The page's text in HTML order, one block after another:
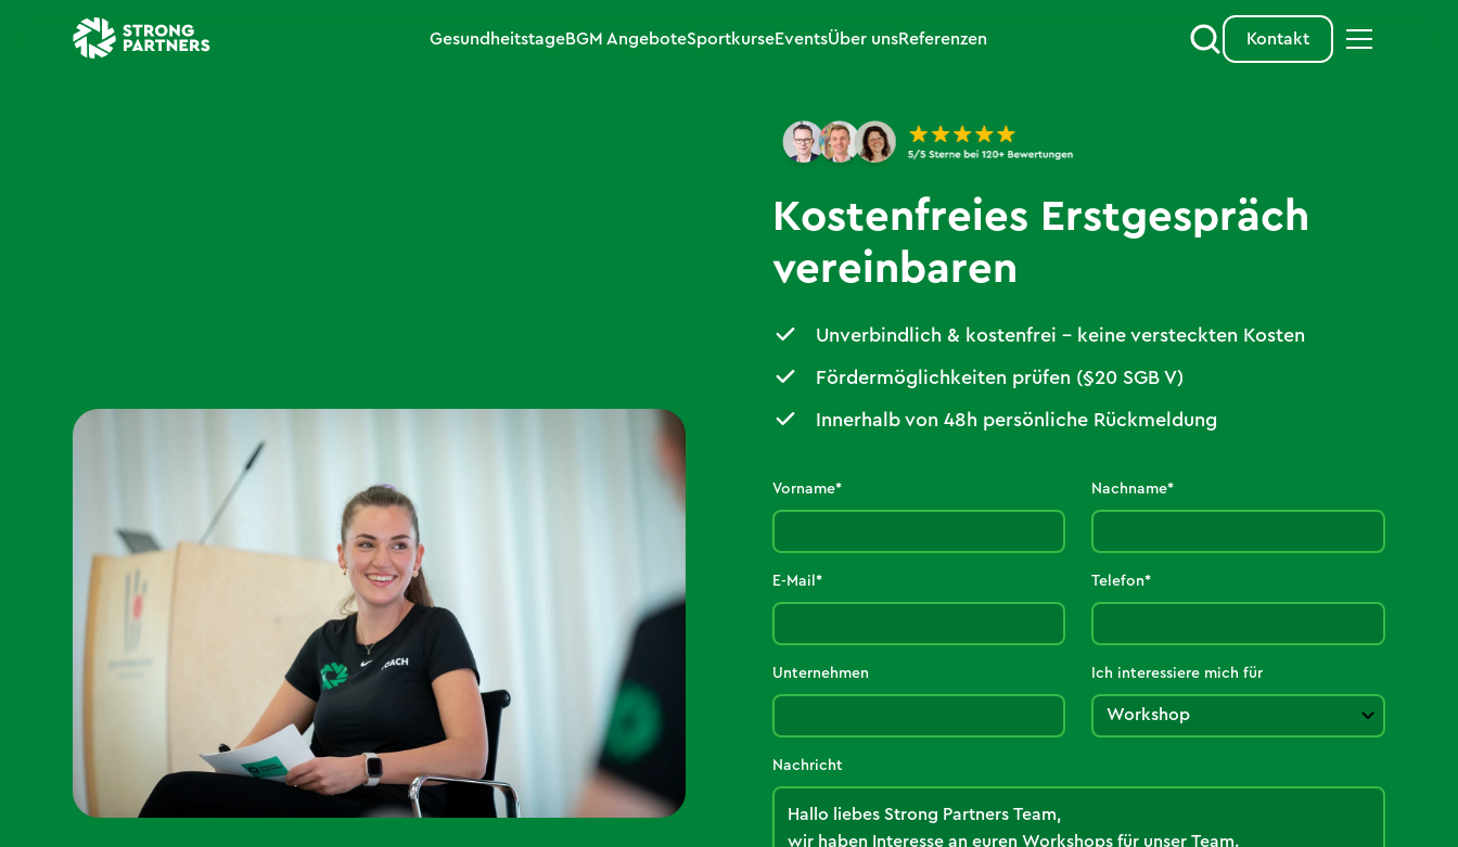
GesundheitstageBGM AngeboteSportkurseEventsÜber unsReferenzen Kontakt
Kostenfreies Erstgespräch
vereinbaren
Unverbindlich & kostenfrei – keine versteckten Kosten
Fördermöglichkeiten prüfen (§20 SGB V)
Innerhalb von 48h persönliche Rückmeldung
Vorname* Nachname*
E-Mail* Telefon*
Unternehmen Ich interessiere mich für
Nachricht